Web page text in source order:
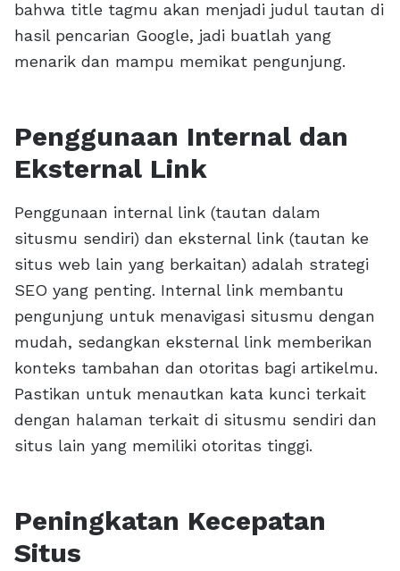
bahwa title tagmu akan menjadi judul tautan di
hasil pencarian Google, jadi buatlah yang
menarik dan mampu memikat pengunjung.
Penggunaan Internal dan
Eksternal Link
Penggunaan internal link (tautan dalam
situsmu sendiri) dan eksternal link (tautan ke
situs web lain yang berkaitan) adalah strategi
SEO yang penting. Internal link membantu
pengunjung untuk menavigasi situsmu dengan
mudah, sedangkan eksternal link memberikan
konteks tambahan dan otoritas bagi artikelmu.
Pastikan untuk menautkan kata kunci terkait
dengan halaman terkait di situsmu sendiri dan
situs lain yang memiliki otoritas tinggi.
Peningkatan Kecepatan
Situs